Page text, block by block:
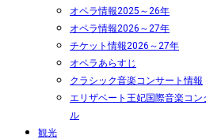
オペラ情報2025～26年
オペラ情報2026～27年
チケット情報2026～27年
オペラあらすじ
クラシック音楽コンサート情報
エリザベート王妃国際音楽コン
ル
観光